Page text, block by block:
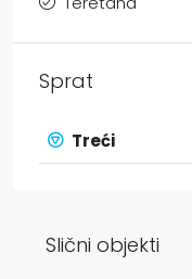
Sprat
Treći
Slični objekti